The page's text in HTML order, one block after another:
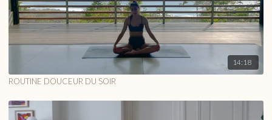
14:18
ROUTINE DOUCEUR DU SOIR